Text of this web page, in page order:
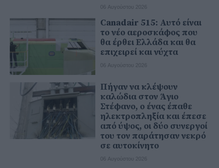
06 Αυγούστου 2026
Canadair 515: Αυτό είναι
το νέο αεροσκάφος που
θα έρθει Ελλάδα και θα
επιχειρεί και νύχτα
06 Αυγούστου 2026
Πήγαν να κλέψουν
καλώδια στον Άγιο
Στέφανο, ο ένας έπαθε
ηλεκτροπληξία και έπεσε
από ύψος, οι δύο συνεργοί
του τον παράτησαν νεκρό
σε αυτοκίνητο
06 Αυγούστου 2026